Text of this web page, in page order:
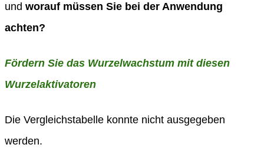
und worauf müssen Sie bei der Anwendung
achten?
Fördern Sie das Wurzelwachstum mit diesen
Wurzelaktivatoren
Die Vergleichstabelle konnte nicht ausgegeben
werden.